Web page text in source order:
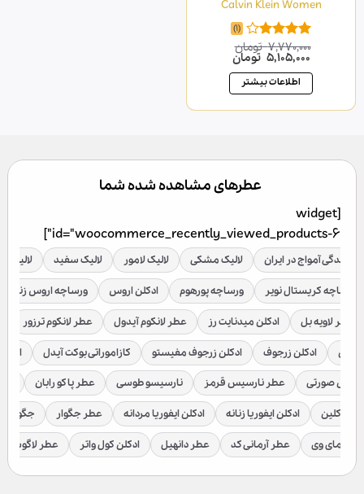
Calvin Klein Women
امتیاز
4.00از 5
(1)
7,770,000 تومان
قیمت
اصلی
7,770,000 تومان
بود.
5,105,000 تومانقیمت
است. اطلاعات بیشتر
عطرهای مشاهده شده شما
[widget
id="woocommerce_recently_viewed_products-6"]
نمایندگی آمواج در ایران لالیک مشکی لالیک لامور لالیک سفید لالیک
ورساچه کریستال نویر ورساچه پورهوم ادکلن اروس ورساچه اروس زنانه
عطر لاویه بل ادکلن میدنایت رز عطر لانکوم آیدول عطر لانکوم ترزور
ادکلن زرجوف ادکلن زرجوف مفیستو کازاموراتی بوکت آیدل
صورتی عطر نارسیس قرمز نارسیسو طوسی عطر پاکو رابان
کلین ادکلن ایفوریا زنانه ادکلن ایفوریا مردانه عطر جگوار جگوار
عطر مای وی عطر آرمانی کد عطر دانهیل ادکلن کول واتر عطر لاگوست